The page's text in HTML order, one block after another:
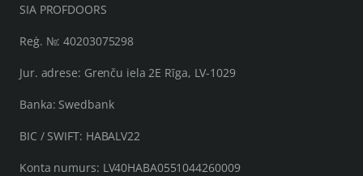
SIA PROFDOORS
Reģ. №: 40203075298
Jur. adrese: Grenču iela 2E Rīga, LV-1029
Banka: Swedbank
BIC / SWIFT: HABALV22
Konta numurs: LV40HABA0551044260009